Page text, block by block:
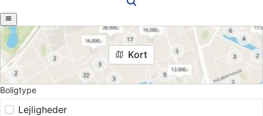
Kort
Boligtype
Lejligheder